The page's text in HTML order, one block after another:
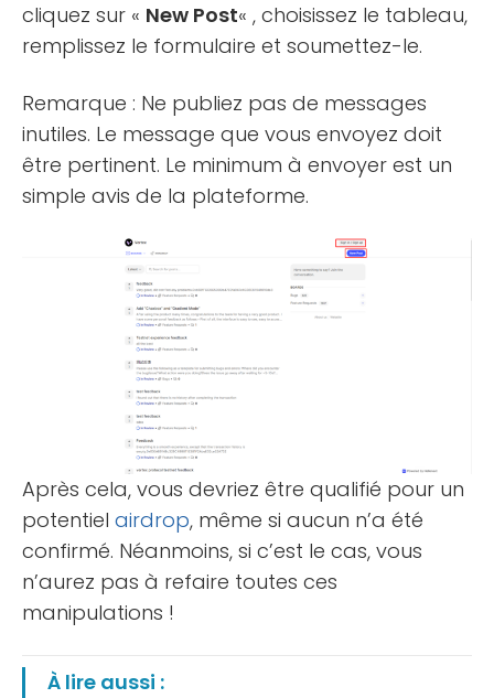
cliquez sur « New Post« , choisissez le tableau,
remplissez le formulaire et soumettez-le.
Remarque : Ne publiez pas de messages
inutiles. Le message que vous envoyez doit
être pertinent. Le minimum à envoyer est un
simple avis de la plateforme.
Après cela, vous devriez être qualifié pour un
potentiel airdrop, même si aucun n’a été
confirmé. Néanmoins, si c’est le cas, vous
n’aurez pas à refaire toutes ces
manipulations !
À lire aussi :